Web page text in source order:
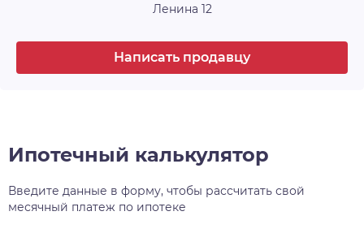
Ленина 12
Написать продавцу
Ипотечный калькулятор
Введите данные в форму, чтобы рассчитать свой
месячный платеж по ипотеке